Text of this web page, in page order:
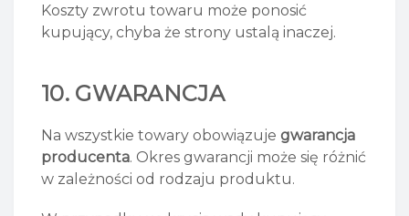
Koszty zwrotu towaru może ponosić
kupujący, chyba że strony ustalą inaczej.
10. GWARANCJA
Na wszystkie towary obowiązuje gwarancja
producenta. Okres gwarancji może się różnić
w zależności od rodzaju produktu.